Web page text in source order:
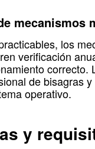
mecanismos
los
verificación
correcto.
de bisagras
operativo.
y